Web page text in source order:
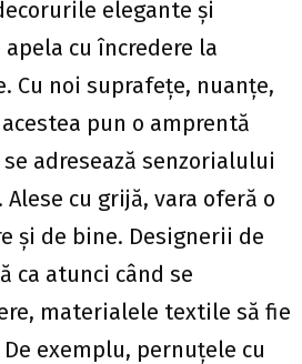
elegante şi
cu încredere la
Cu noi suprafeţe, nuanţe,
pun o amprentă
adresează senzorialului
cu grijă, vara oferă o
şi de bine. Designerii de
ca atunci când se
materialele textile să fie
exemplu, pernuţele cu